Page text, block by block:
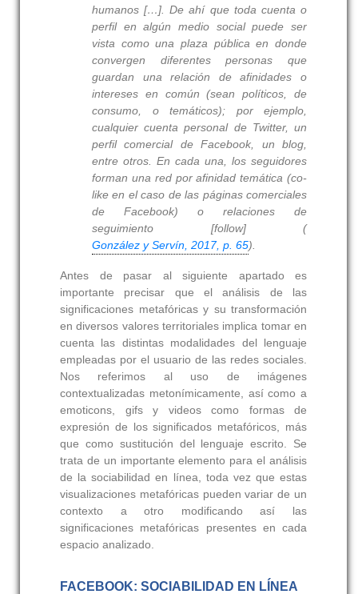
humanos […]. De ahí que toda cuenta o
perfil en algún medio social puede ser
vista como una plaza pública en donde
convergen diferentes personas que
guardan una relación de afinidades o
intereses en común (sean políticos, de
consumo, o temáticos); por ejemplo,
cualquier cuenta personal de Twitter, un
perfil comercial de Facebook, un blog,
entre otros. En cada una, los seguidores
forman una red por afinidad temática (co-
like en el caso de las páginas comerciales
de Facebook) o relaciones de
seguimiento [follow] (
González y Servín, 2017, p. 65).
Antes de pasar al siguiente apartado es
importante precisar que el análisis de las
significaciones metafóricas y su transformación
en diversos valores territoriales implica tomar en
cuenta las distintas modalidades del lenguaje
empleadas por el usuario de las redes sociales.
Nos referimos al uso de imágenes
contextualizadas metonímicamente, así como a
emoticons, gifs y videos como formas de
expresión de los significados metafóricos, más
que como sustitución del lenguaje escrito. Se
trata de un importante elemento para el análisis
de la sociabilidad en línea, toda vez que estas
visualizaciones metafóricas pueden variar de un
contexto a otro modificando así las
significaciones metafóricas presentes en cada
espacio analizado.
FACEBOOK: SOCIABILIDAD EN LÍNEA